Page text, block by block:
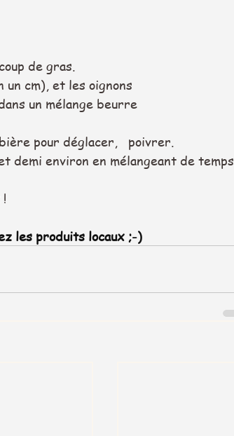
de gras.
cm), et les oignons
un mélange beurre
pour déglacer,
poivrer.
demi environ en mélangeant de temps
!
les produits locaux ;-)